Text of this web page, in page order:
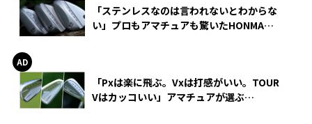
「ステンレスなのは言われないとわからな
い」プロもアマチュアも驚いたHONMA
「Pxは楽に飛ぶ。Vxは打感がいい。TOUR
Vはカッコいい」アマチュアが選ぶ